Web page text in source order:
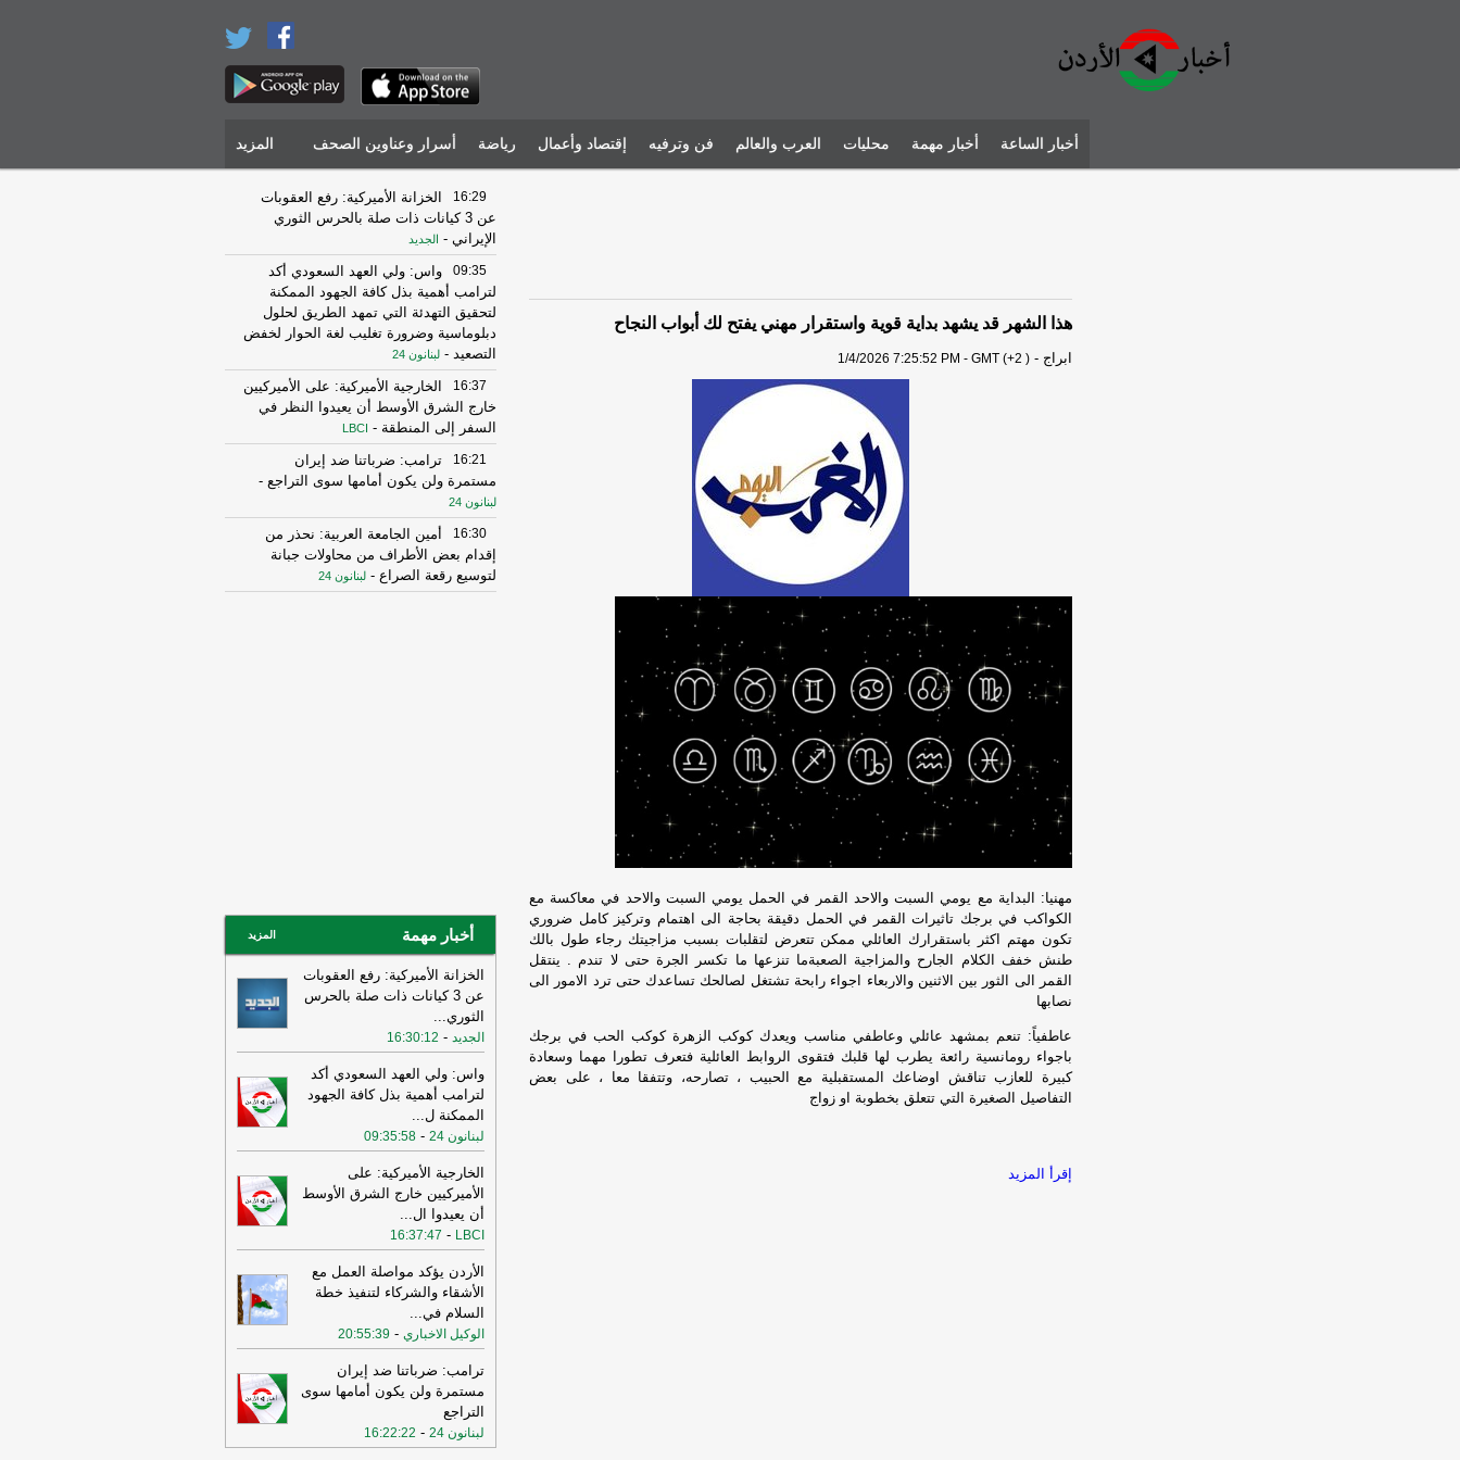
أخبار الساعة أخبار مهمة محليات العرب والعالم فن وترفيه إقتصاد وأعمال رياضة أسرار وعناوين الصحف المزيد
هذا الشهر قد يشهد بداية قوية واستقرار مهني يفتح لك أبواب النجاح
ابراج -
1/4/2026 7:25:52 PM - GMT (+2 )
مهنيا: البداية مع يومي السبت والاحد القمر في الحمل يومي السبت والاحد في معاكسة مع
الكواكب في برجك تاثيرات القمر في الحمل دقيقة بحاجة الى اهتمام وتركيز كامل ضروري
تكون مهتم اكثر باستقرارك العائلي ممكن تتعرض لتقلبات بسبب مزاجيتك رجاء طول بالك
طنش خفف الكلام الجارح والمزاجية الصعبةما تنزعها ما تكسر الجرة حتى لا تندم . ينتقل
القمر الى الثور بين الاثنين والاربعاء اجواء رابحة تشتغل لصالحك تساعدك حتى ترد الامور الى
نصابها
عاطفياً: تنعم بمشهد عائلي وعاطفي مناسب ويعدك كوكب الزهرة كوكب الحب في برجك
باجواء رومانسية رائعة يطرب لها قلبك فتقوى الروابط العائلية فتعرف تطورا مهما وسعادة
كبيرة للعازب تناقش اوضاعك المستقبلية مع الحبيب ، تصارحه، وتتفقا معا ، على بعض
التفاصيل الصغيرة التي تتعلق بخطوبة او زواج
إقرأ المزيد
16:29
الخزانة الأميركية: رفع العقوبات
عن 3 كيانات ذات صلة بالحرس الثوري
الإيراني - الجديد
09:35
واس: ولي العهد السعودي أكد
لترامب أهمية بذل كافة الجهود الممكنة
لتحقيق التهدئة التي تمهد الطريق لحلول
دبلوماسية وضرورة تغليب لغة الحوار لخفض
التصعيد - لبنانون 24
16:37
الخارجية الأميركية: على الأميركيين
خارج الشرق الأوسط أن يعيدوا النظر في
السفر إلى المنطقة -
LBCI
16:21
ترامب: ضرباتنا ضد إيران
مستمرة ولن يكون أمامها سوى التراجع -
لبنانون 24
16:30
أمين الجامعة العربية: نحذر من
إقدام بعض الأطراف من محاولات جبانة
لتوسيع رقعة الصراع - لبنانون 24
14:45
فُجرت بلغم بحري في هرمز انحرفت عن
المسار الذي حددته إيران
11:08
عراقجي: واشنطن كانت تسعى
إلى دفع الأمور نحو التصعيد وهي التي
انتهكت الاتفاق وأوصلت الأمور إلى الوضع
10:29
عراقجي: لم نلحظ أي حسن نية
في سلوك الولايات المتحدة
16:59
عراقجي: لن نقبل بوقف إطلاق نار
مؤقت ولن يُطرح هذا الأمر ما لم تُلبَّ
مطالبنا بشأن مضيق هرمز- لبنانون 24
12:31
الأردن تعلن اعتراض 4 صواريخ
إيرانية وسقوط 2 في مناطق خالية
عاجل الإلكترونية
19:02
‏الخارجية الأردنية للقائم بالأعمال
الإيراني: هناك بيانات إيرانية رسمية
تحريضية ضد الأردن ⁧‫ -لبنانون 24
15:57
وزير الدفاع الإسرائيلي: إذا
هاجمتنا إيران فسنرد ونهاجمها بشكل
مستقل-
15:55
وزير الخارجية الإيراني: اختراق
أخبار مهمة المزيد
الخزانة الأميركية: رفع العقوبات
عن 3 كيانات ذات صلة بالحرس
الثوري...
الجديد -
16:30:12
واس: ولي العهد السعودي أكد
لترامب أهمية بذل كافة الجهود
الممكنة ل...
لبنانون 24 -
09:35:58
الخارجية الأميركية: على
الأميركيين خارج الشرق الأوسط
أن يعيدوا ال...
LBCI
-
16:37:47
الأردن يؤكد مواصلة العمل مع
الأشقاء والشركاء لتنفيذ خطة
السلام في...
الوكيل الاخباري -
20:55:39
ترامب: ضرباتنا ضد إيران
مستمرة ولن يكون أمامها سوى
التراجع
لبنانون 24 -
16:22:22